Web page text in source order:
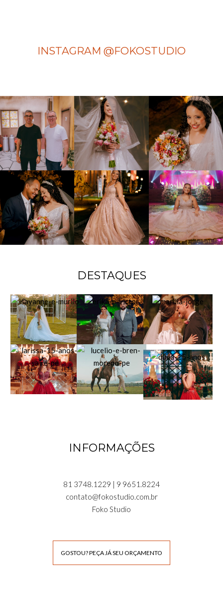
INSTAGRAM @FOKOSTUDIO
DESTAQUES
INFORMAÇÕES
81 3748.1229 | 9 9651.8224
contato@fokostudio.com.br
Foko Studio
GOSTOU? PEÇA JÁ SEU ORÇAMENTO